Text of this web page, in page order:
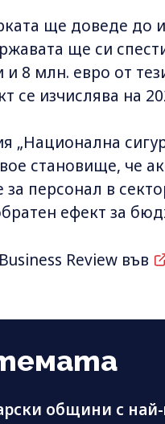
ще доведе до
ще си
и 8 млн. евро от
се изчислява на
„Национална
становище, че
персонал в
ефект за
Review във
общини с